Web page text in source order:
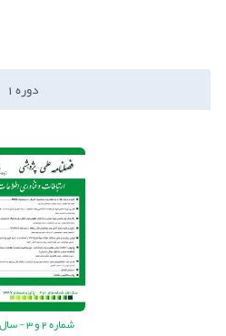
دوره1
شماره2 و3
-سال1387